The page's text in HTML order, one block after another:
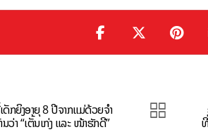
ຍິງອາຍຸ 8 ປີຈາກແມ່ດ້ວຍຈໍາ
ວ່າ “ເຕັ້ນເກ່ງ ແລະ ໜ້າຮັກດີ”